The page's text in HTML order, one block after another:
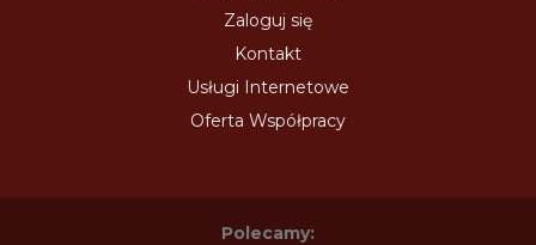
Zaloguj się
Kontakt
Usługi Internetowe
Oferta Współpracy
Polecamy: